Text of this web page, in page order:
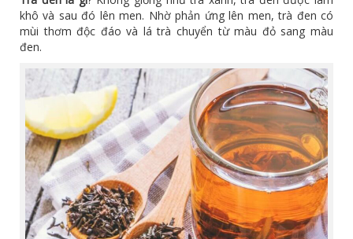
khô và sau đó lên men. Nhờ phản ứng lên men, trà đen có
mùi thơm độc đáo và lá trà chuyển từ màu đỏ sang màu
đen.